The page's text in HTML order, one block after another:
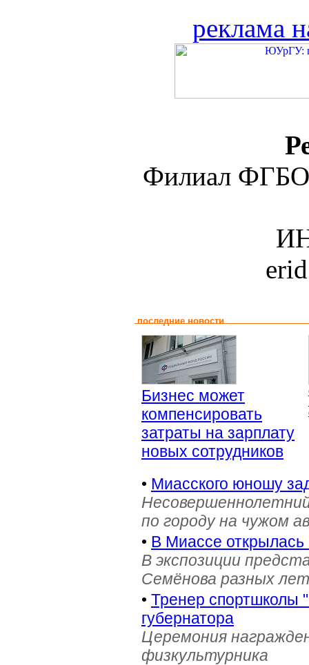
реклама
Филиал
последние новости
Бизнес может
компенсировать
затраты на зарплату
новых сотрудников
• Миасского юношу
по городу на чужом
• В Миассе
В экспозиции
Семёнова разных
• Тренер спортшколы
губернатора
Церемония
физкультурника